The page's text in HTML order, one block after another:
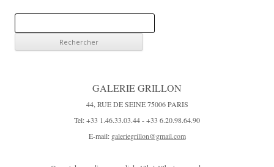
e
c
GALERIE GRILLON
44, RUE DE SEINE 75006 PARIS
Tel: +33 1.46.33.03.44 - +33 6.20.98.64.90
E-mail: galeriegrillon@gmail.com